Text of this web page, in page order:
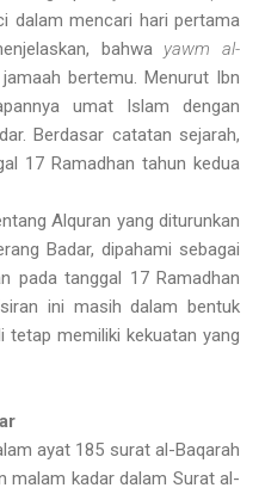
dalam mencari hari pertama
bahwa yawm al-
bertemu. Menurut Ibn
umat Islam dengan
Berdasar catatan sejarah,
17 Ramadhan tahun kedua
Alquran yang diturunkan
Badar, dipahami sebagai
pada tanggal 17 Ramadhan
ini masih dalam bentuk
tetap memiliki kekuatan yang
ayat 185 surat al-Baqarah
malam kadar dalam Surat al-